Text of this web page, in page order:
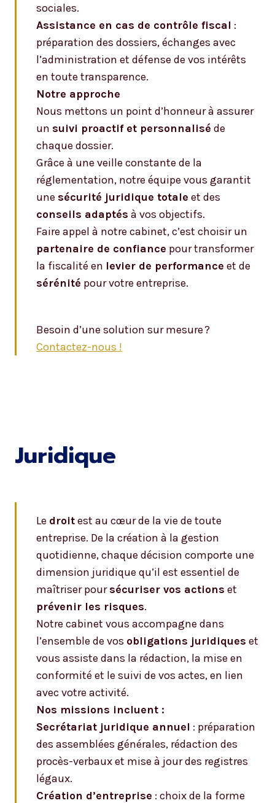
sociales.
Assistance en cas de contrôle fiscal :
préparation des dossiers, échanges avec
l’administration et défense de vos intérêts
en toute transparence.
Notre approche
Nous mettons un point d’honneur à assurer
un suivi proactif et personnalisé de
chaque dossier.
Grâce à une veille constante de la
réglementation, notre équipe vous garantit
une sécurité juridique totale et des
conseils adaptés à vos objectifs.
Faire appel à notre cabinet, c’est choisir un
partenaire de confiance pour transformer
la fiscalité en levier de performance et de
sérénité pour votre entreprise.
Besoin d’une solution sur mesure ?
Contactez-nous !
Juridique
Le droitest au cœur de la vie de toute
entreprise. De la création à la gestion
quotidienne, chaque décision comporte une
dimension juridique qu’il est essentiel de
maîtriser poursécuriser vos actions et
prévenir les risques.
Notre cabinet vous accompagne dans
l’ensemble de vos obligations juridiques et
vous assiste dans la rédaction, la mise en
conformité et le suivi de vos actes, en lien
avec votre activité.
Nos missions incluent :
Secrétariat juridique annuel : préparation
des assemblées générales, rédaction des
procès-verbaux et mise à jour des registres
légaux.
Création d’entreprise : choix de la forme